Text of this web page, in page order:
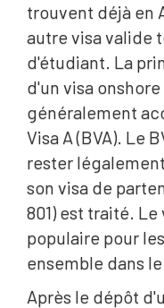
trouvent déjà en
autre visa valide
d'étudiant. La
d'un visa
généralement
Visa A (BVA). Le
rester
son visa de
801) est traité.
populaire pour
ensemble dans le
Après le dépôt